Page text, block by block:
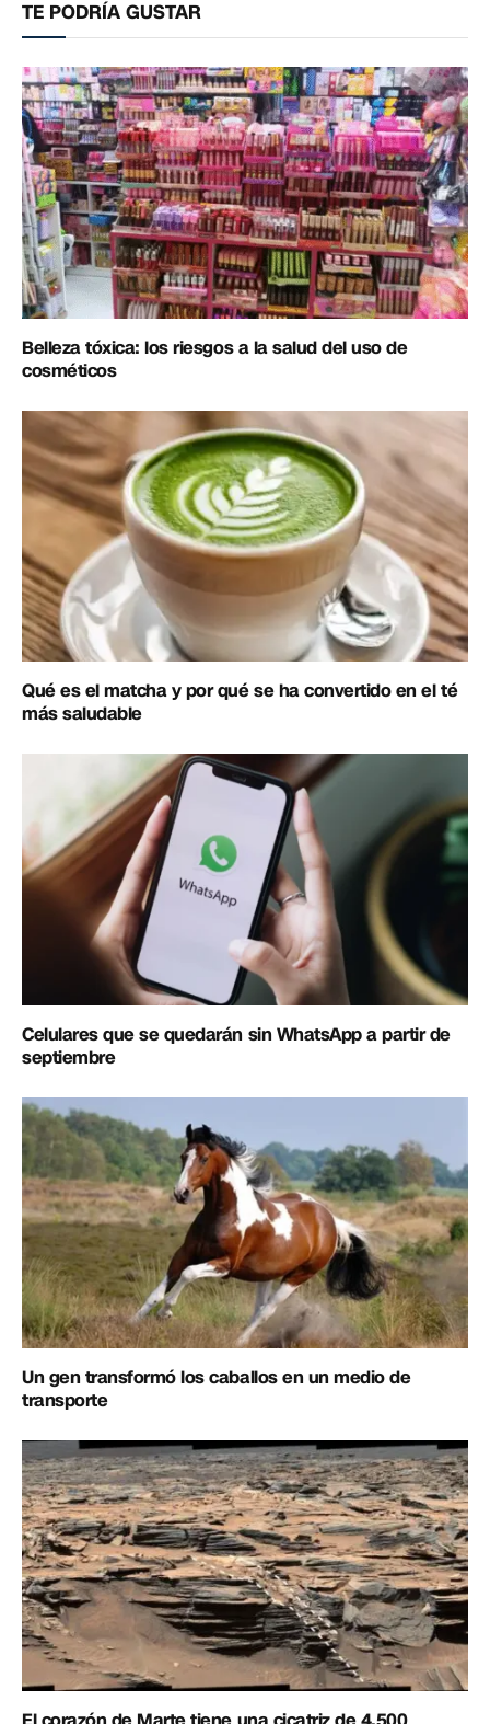
TE PODRÍA GUSTAR
Belleza tóxica: los riesgos a la salud del uso de
cosméticos
Qué es el matcha y por qué se ha convertido en el té
más saludable
Celulares que se quedarán sin WhatsApp a partir de
septiembre
Un gen transformó los caballos en un medio de
transporte